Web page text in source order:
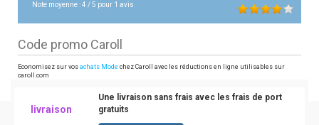
Note moyenne :4 /5 pour 1 avis
Code promo Caroll
Economisez sur vos achats Mode chez Caroll avec les réductions en ligne utilisables sur
caroll.com
livraison
Une livraison sans frais avec les frais de port
gratuits